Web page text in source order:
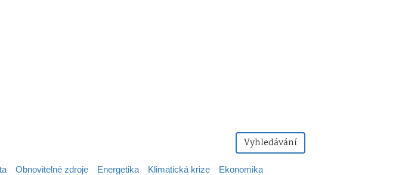
Vyhledávání
Obnovitelné zdroje Energetika Klimatická krize
Ekonomika